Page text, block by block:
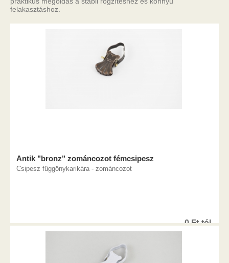
felakasztáshoz.
Antik "bronz" zománcozot fémcsipesz
Csipesz függönykarikára - zománcozot
0Ft-tól